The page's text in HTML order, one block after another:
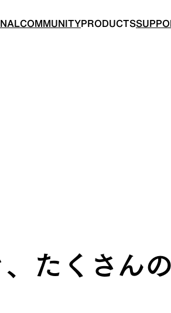
COMMUNITYPRODUCTS
たくさん